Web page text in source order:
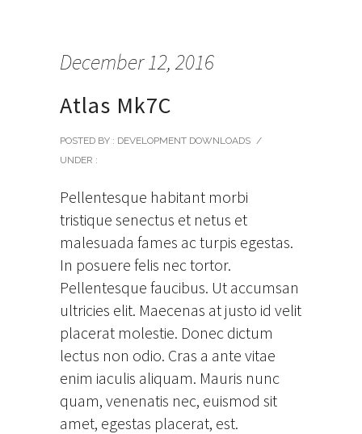
December 12, 2016
Atlas Mk7C
POSTED BY : DEVELOPMENT DOWNLOADS /
UNDER :
Pellentesque habitant morbi
tristique senectus et netus et
malesuada fames ac turpis egestas.
In posuere felis nec tortor.
Pellentesque faucibus. Ut accumsan
ultricies elit. Maecenas at justo id velit
placerat molestie. Donec dictum
lectus non odio. Cras a ante vitae
enim iaculis aliquam. Mauris nunc
quam, venenatis nec, euismod sit
amet, egestas placerat, est.